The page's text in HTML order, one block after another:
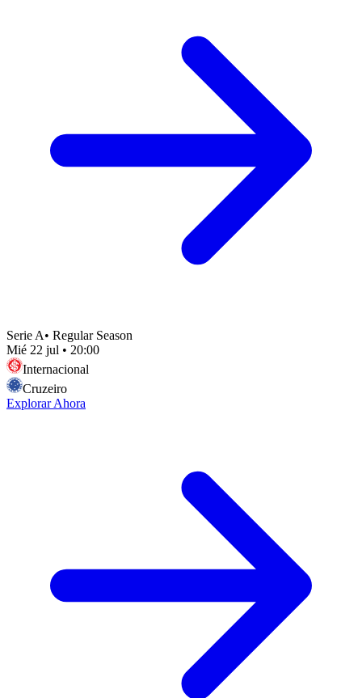
Serie A• Regular Season
Mié 22 jul • 20:00
Internacional
Cruzeiro
Explorar Ahora